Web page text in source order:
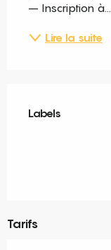
– Inscription à...
Lire la suite
Labels
Labels
Tarifs